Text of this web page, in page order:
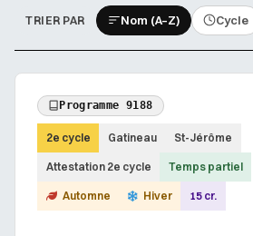
TRIER PAR Nom (A–Z) Cycle
Programme 9188
2e cycle Gatineau St-Jérôme
Attestation 2e cycle Temps partiel
Automne Hiver 15 cr.